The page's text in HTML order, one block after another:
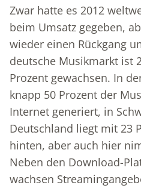
Zwar hatte es 2012
beim Umsatz gegeben,
wieder einen Rückgang
deutsche Musikmarkt ist
Prozent gewachsen. In
knapp 50 Prozent der
Internet generiert, in
Deutschland liegt mit 23
hinten, aber auch hier
Neben den Download-
wachsen